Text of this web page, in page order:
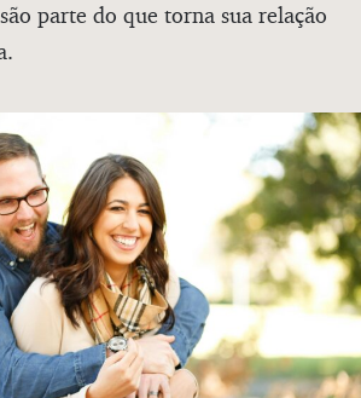
parte do que torna sua relação